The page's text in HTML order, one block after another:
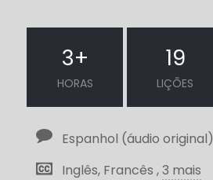
3+
HORAS
19
LIÇÕES
Espanhol (áudio original)
Inglês, Francês ,3 mais